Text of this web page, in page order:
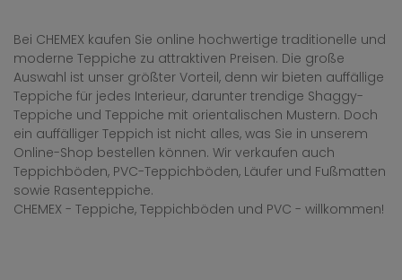
Bei CHEMEX kaufen Sie online hochwertige traditionelle und
moderne Teppiche zu attraktiven Preisen. Die große
Auswahl ist unser größter Vorteil, denn wir bieten auffällige
Teppiche für jedes Interieur, darunter trendige Shaggy-
Teppiche und Teppiche mit orientalischen Mustern. Doch
ein auffälliger Teppich ist nicht alles, was Sie in unserem
Online-Shop bestellen können. Wir verkaufen auch
Teppichböden, PVC-Teppichböden, Läufer und Fußmatten
sowie Rasenteppiche.
CHEMEX - Teppiche, Teppichböden und PVC - willkommen!